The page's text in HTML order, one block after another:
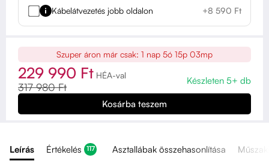
Kábelátvezetés jobb oldalon +8 590 Ft
Szuper áron már csak:1 nap 5ó 15p 01mp
229 990 Ft HÉA-val
317 980 Ft
Készleten 5+ db
Leírás Értékelés 117 Asztallábak összehasonlítása